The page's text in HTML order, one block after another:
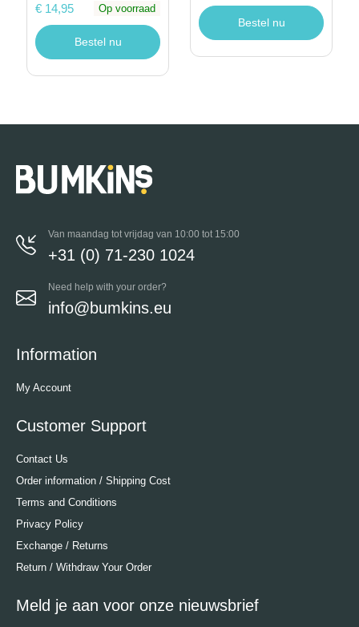
€ 14,95 Op voorraad
Bestel nu
Bestel nu
Van maandag tot vrijdag van 10:00 tot 15:00
+31 (0) 71-230 1024
Need help with your order?
info@bumkins.eu
Information
My Account
Customer Support
Contact Us
Order information / Shipping Cost
Terms and Conditions
Privacy Policy
Exchange / Returns
Return / Withdraw Your Order
Meld je aan voor onze nieuwsbrief